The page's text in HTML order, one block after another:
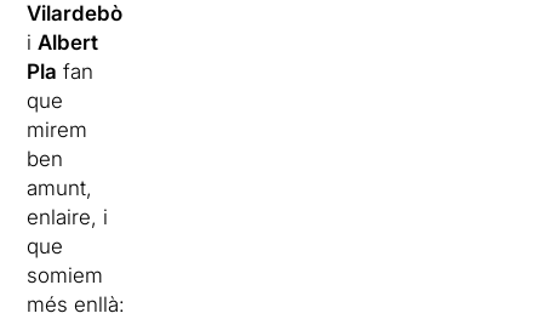
Vilardebò
iAlbert
Pla fan
que
mirem
ben
amunt,
enlaire, i
que
somiem
més enllà: